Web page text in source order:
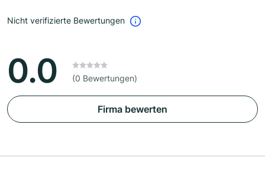
Nicht verifizierte Bewertungen
0.0 (0 Bewertungen)
Firma bewerten